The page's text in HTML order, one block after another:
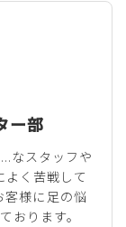
ー部
なスタッフや
く苦戦して
客様に足の悩
おります。